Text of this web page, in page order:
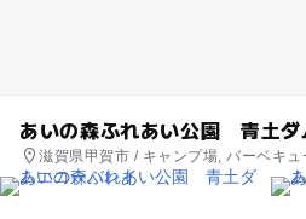
あいの森ふれあい公園 青土ダ
滋賀県甲賀市 / キャンプ場, バーベキ
総合公園